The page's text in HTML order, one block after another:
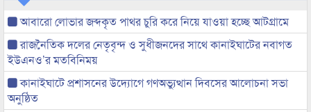
আবারো লোভার জব্দকৃত পাথর চুরি করে নিয়ে যাওয়া হচ্ছে আটগ্রামে
রাজনৈতিক দলের নেতৃবৃন্দ ও সুধীজনদের সাথে কানাইঘাটের নবাগত
ইউএনও’র মতবিনিময়
কানাইঘাটে প্রশাসনের উদ্যোগে গণঅভ্যুত্থান দিবসের আলোচনা সভা
অনুষ্ঠিত